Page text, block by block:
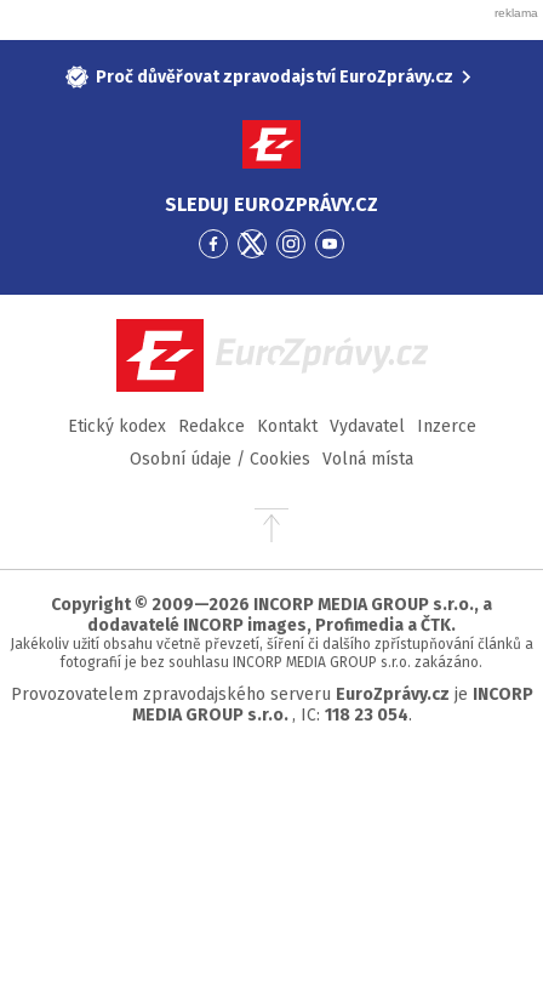
Proč důvěřovat zpravodajství EuroZprávy.cz
SLEDUJ EUROZPRÁVY.CZ
Přejít
Facebook
Přejít
Twitter
Přejít
Instagram
Přejít
YouTube
EuroZprávy.cz
Etický kodex Redakce Kontakt Vydavatel
Inzerce
Osobní údaje / Cookies
Volná místa
Přejít
stránky
Copyright © 2009—2026 INCORP MEDIA GROUP s.r.o., a
dodavatelé INCORP images, Profimedia a ČTK.
Jakékoliv užití obsahu včetně převzetí, šíření či dalšího zpřístupňování článků a
fotografií je bez souhlasu INCORP MEDIA GROUP s.r.o. zakázáno.
Provozovatelem zpravodajského serveru EuroZprávy.cz je INCORP
MEDIA GROUP s.r.o. , IC: 118 23 054.